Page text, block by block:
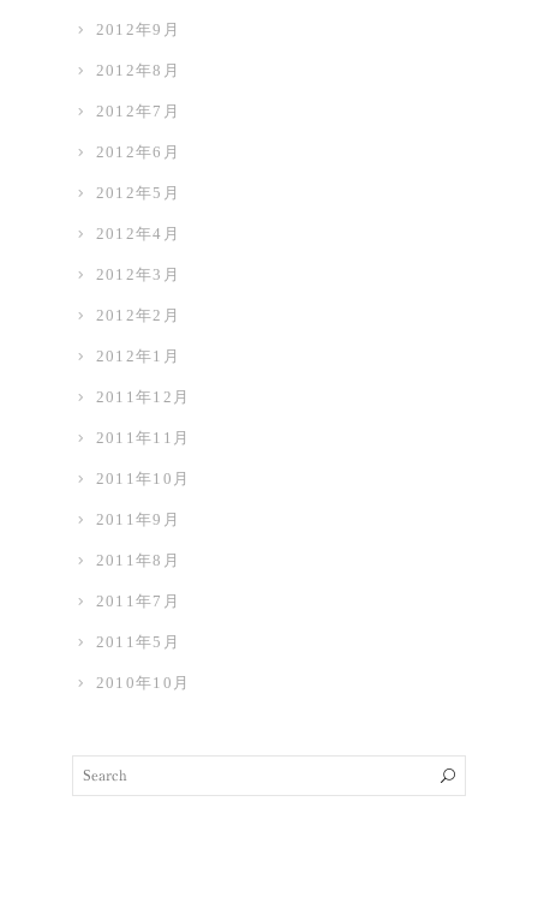
2012年9月
2012年8月
2012年7月
2012年6月
2012年5月
2012年4月
2012年3月
2012年2月
2012年1月
2011年12月
2011年11月
2011年10月
2011年9月
2011年8月
2011年7月
2011年5月
2010年10月